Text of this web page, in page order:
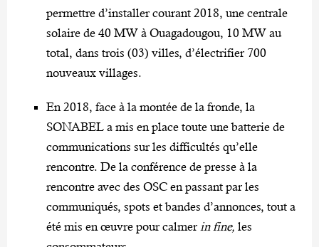
permettre d’installer courant 2018, une centrale
solaire de 40 MW à Ouagadougou, 10 MW au
total, dans trois (03) villes, d’électrifier 700
nouveaux villages.
En 2018, face à la montée de la fronde, la
SONABEL a mis en place toute une batterie de
communications sur les difficultés qu’elle
rencontre. De la conférence de presse à la
rencontre avec des OSC en passant par les
communiqués, spots et bandes d’annonces, tout a
été mis en œuvre pour calmer in fine, les